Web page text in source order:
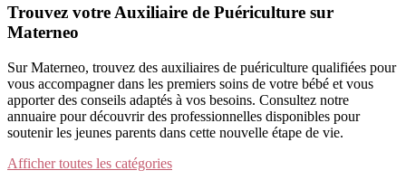
Trouvez votre Auxiliaire de Puériculture sur
Materneo
Sur Materneo, trouvez des auxiliaires de puériculture qualifiées pour
vous accompagner dans les premiers soins de votre bébé et vous
apporter des conseils adaptés à vos besoins. Consultez notre
annuaire pour découvrir des professionnelles disponibles pour
soutenir les jeunes parents dans cette nouvelle étape de vie.
Afficher toutes les catégories